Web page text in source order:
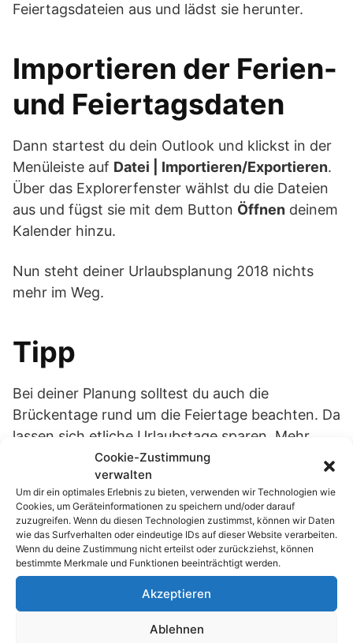
Feiertagsdateien aus und lädst sie herunter.
Importieren der Ferien-
und Feiertagsdaten
Dann startest du dein Outlook und klickst in der
Menüleiste auf Datei | Importieren/Exportieren.
Über das Explorerfenster wählst du die Dateien
aus und fügst sie mit dem Button Öffnen deinem
Kalender hinzu.
Nun steht deiner Urlaubsplanung 2018 nichts
mehr im Weg.
Tipp
Bei deiner Planung solltest du auch die
Brückentage rund um die Feiertage beachten. Da
lassen sich etliche Urlaubstage sparen. Mehr
dazu erfährst duin diesem Artikel
Passend zum Thema »
Maximale Urlaubstage 2026: Clevere
Nutzung der…
echo rm -rf: Der 4-Buchstaben-Trick, der
Cookie-Zustimmung
verwalten
Um dir ein optimales Erlebnis zu bieten, verwenden wir Technologien wie
Cookies, um Geräteinformationen zu speichern und/oder darauf
zuzugreifen. Wenn du diesen Technologien zustimmst, können wir Daten
wie das Surfverhalten oder eindeutige IDs auf dieser Website verarbeiten.
Wenn du deine Zustimmung nicht erteilst oder zurückziehst, können
bestimmte Merkmale und Funktionen beeinträchtigt werden.
Akzeptieren
Ablehnen